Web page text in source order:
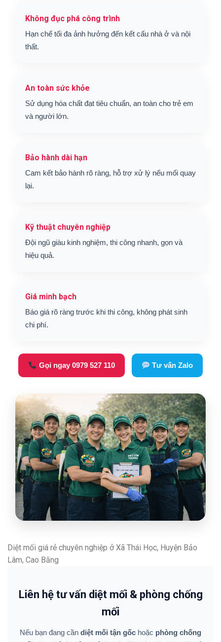
Không đục phá công trình
Hạn chế tối đa ảnh hưởng đến kết cấu nhà ở và nội
thất.
An toàn sức khỏe
Sử dụng hóa chất đạt tiêu chuẩn, an toàn cho trẻ em
và người lớn.
Bảo hành dài hạn
Cam kết bảo hành rõ ràng, hỗ trợ xử lý nếu mối quay
lại.
Kỹ thuật chuyên nghiệp
Đội ngũ giàu kinh nghiệm, thi công nhanh, gọn và
hiệu quả.
Giá minh bạch
Báo giá rõ ràng trước khi thi công, không phát sinh
chi phí.
Gọi ngay 0979 527 110 Tư vấn Zalo
Diệt mối giá rẻ chuyên nghiệp ở Xã Thái Học, Huyện Bảo
Lâm, Cao Bằng
Liên hệ tư vấn diệt mối & phòng chống
mối
Nếu bạn đang cần diệt mối tận gốc hoặc phòng chống